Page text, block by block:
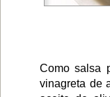
Como salsa
vinagreta de